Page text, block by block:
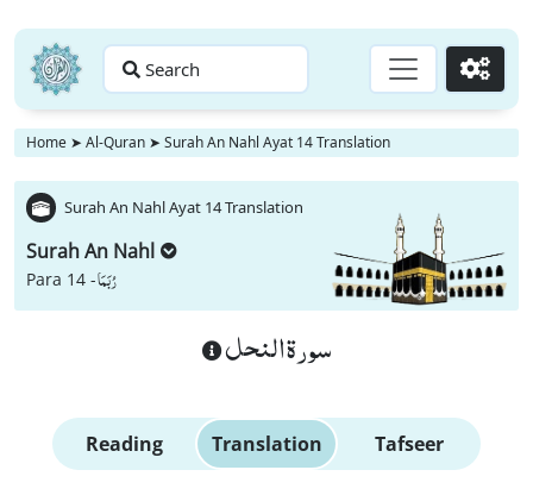
Search Go
Home ➤ Al-Quran ➤ Surah An Nahl Ayat 14 Translation
Surah An Nahl Ayat 14 Translation
Surah An Nahl
Para 14 -رُبَمَا
سورة النحل
Reading Translation Tafseer